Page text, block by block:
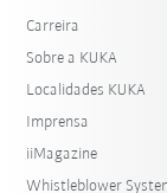
Carreira
Sobre a KUKA
Localidades KUKA
Imprensa
iiMagazine
Whistleblower